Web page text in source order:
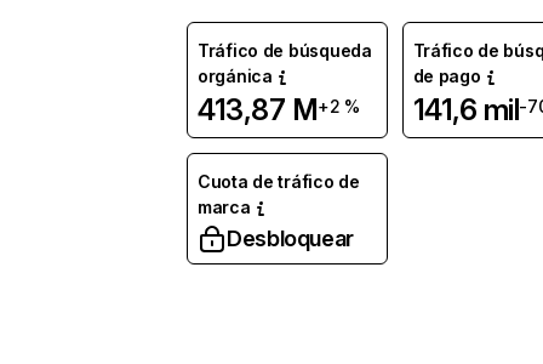
Tráfico de búsqueda
orgánica
413,87 M+2 %
Tráfico de
de pago
141,6 mil-
Cuota de tráfico de
marca
Desbloquear